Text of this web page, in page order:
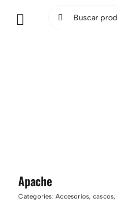
Toggle
SOCIAL RIDE
Apache
Categories:Accesorios, cascos,